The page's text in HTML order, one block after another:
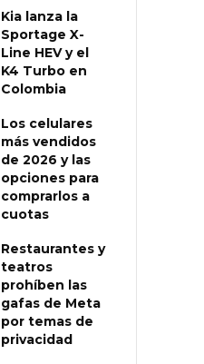
Kia lanza la
Sportage X-
Line HEV y el
K4 Turbo en
Colombia
Los celulares
más vendidos
de 2026 y las
opciones para
comprarlos a
cuotas
Restaurantes y
teatros
prohíben las
gafas de Meta
por temas de
privacidad